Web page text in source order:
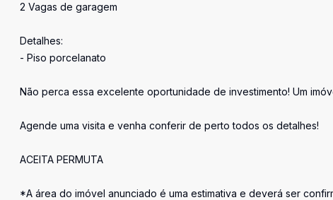
2 Vagas de garagem
Detalhes:
- Piso porcelanato
Não perca essa excelente oportunidade de investimento! Um
Agende uma visita e venha conferir de perto todos os detalhes!
ACEITA PERMUTA
*A área do imóvel anunciado é uma estimativa e deverá ser